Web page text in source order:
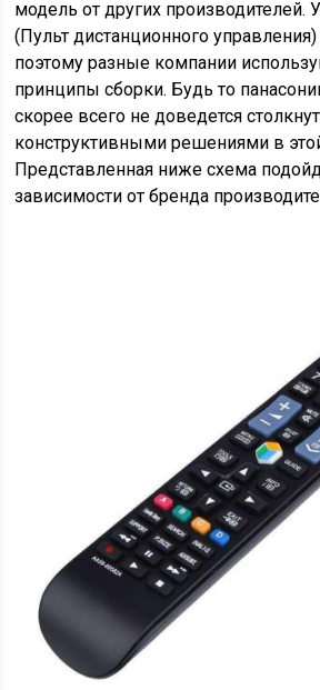
модель от других производителей.
(Пульт дистанционного
поэтому разные компании
принципы сборки. Будь то
скорее всего не доведется
конструктивными решениями в
Представленная ниже схема
зависимости от бренда